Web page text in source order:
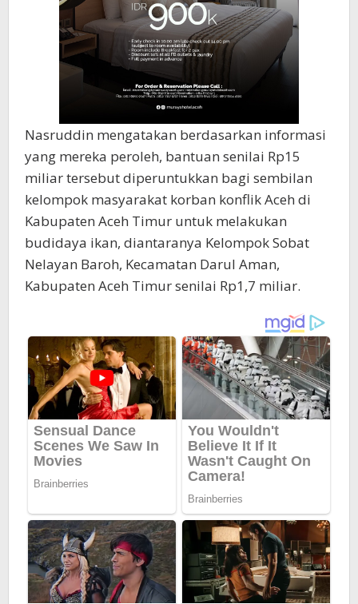
Nasruddin mengatakan berdasarkan informasi
yang mereka peroleh, bantuan senilai Rp15
miliar tersebut diperuntukkan bagi sembilan
kelompok masyarakat korban konflik Aceh di
Kabupaten Aceh Timur untuk melakukan
budidaya ikan, diantaranya Kelompok Sobat
Nelayan Baroh, Kecamatan Darul Aman,
Kabupaten Aceh Timur senilai Rp1,7 miliar.